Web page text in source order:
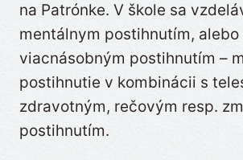
na Patrónke. V škole sa
mentálnym postihnutím, alebo
viacnásobným postihnutím –
postihnutie v kombinácii s
zdravotným, rečovým resp.
postihnutím.